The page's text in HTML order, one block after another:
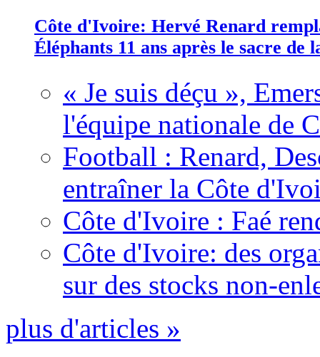
Côte d'Ivoire: Hervé Renard
Éléphants 11 ans après le sacre de
« Je suis déçu »,
l'équipe nationale de
Football : Renard,
entraîner la Côte
Côte d'Ivoire : Faé
Côte d'Ivoire: des
sur des stocks non-
plus d'articles »